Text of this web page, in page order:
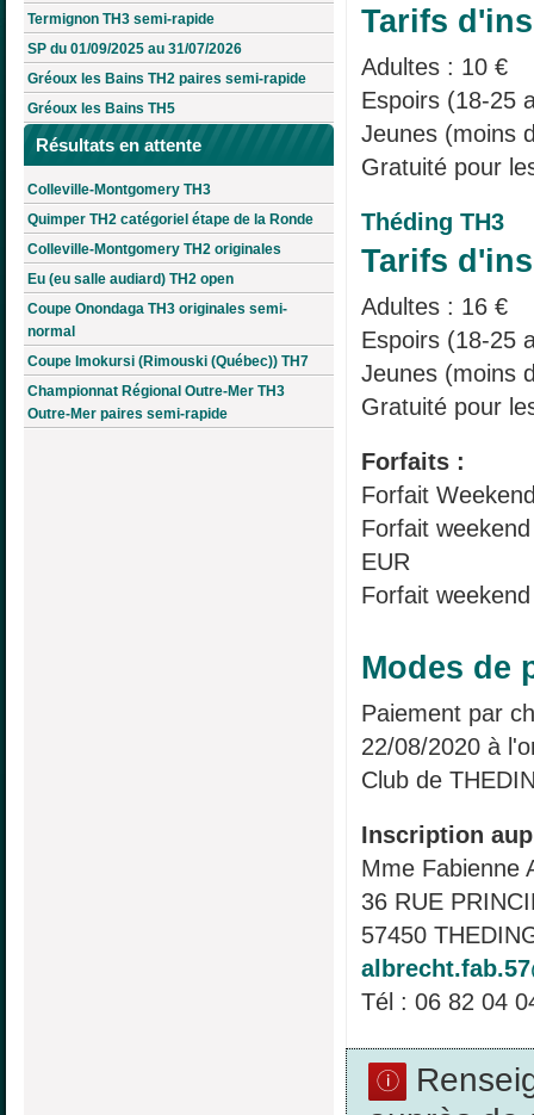
Termignon TH3 semi-rapide
SP du 01/09/2025 au 31/07/2026
Gréoux les Bains TH2 paires semi-rapide
Gréoux les Bains TH5
Résultats en attente
Colleville-Montgomery TH3
Quimper TH2 catégoriel étape de la Ronde
Colleville-Montgomery TH2 originales
Eu (eu salle audiard) TH2 open
Coupe Onondaga TH3 originales semi-
normal
Coupe Imokursi (Rimouski (Québec)) TH7
Championnat Régional Outre-Mer TH3
Outre-Mer paires semi-rapide
Tarifs
Adultes : 10 €
Espoirs (18-25
Jeunes (moins
Gratuité pour
Théding TH3
Tarifs
Adultes : 16 €
Espoirs (18-25
Jeunes (moins
Gratuité pour
Forfaits :
Forfait
Forfait
EUR
Forfait
Modes de
Paiement par
22/08/2020 à
Club de
Inscription
Mme Fabienne
36 RUE
57450
Tél : 06 82 04